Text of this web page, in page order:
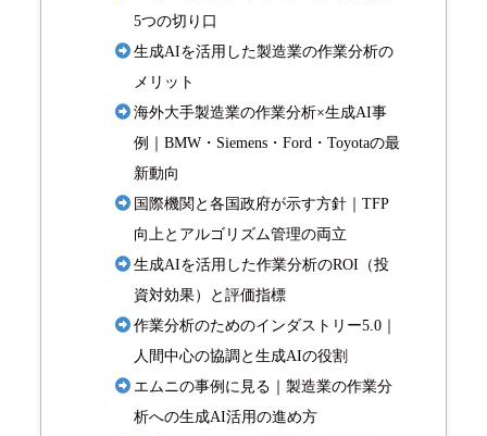
5つの切り口
生成AIを活用した製造業の作業分析の
メリット
海外大手製造業の作業分析×生成AI事
例｜BMW・Siemens・Ford・Toyotaの最
新動向
国際機関と各国政府が示す方針｜TFP
向上とアルゴリズム管理の両立
生成AIを活用した作業分析のROI（投
資対効果）と評価指標
作業分析のためのインダストリー5.0｜
人間中心の協調と生成AIの役割
エムニの事例に見る｜製造業の作業分
析への生成AI活用の進め方